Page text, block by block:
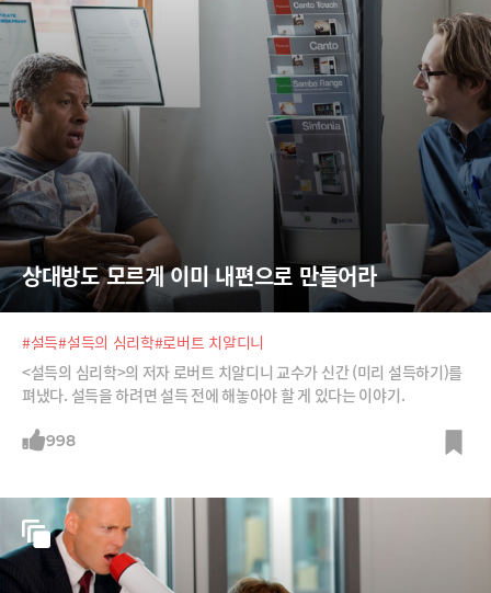
상대방도 모르게 이미 내편으로 만들어라
#설득#설득의 심리학#로버트 치알디니
<설득의 심리학>의 저자 로버트 치알디니 교수가 신간 (미리 설득하기)를
펴냈다. 설득을 하려면 설득 전에 해놓아야 할 게 있다는 이야기.
998